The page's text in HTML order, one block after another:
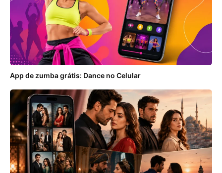
App de zumba grátis: Dance no Celular